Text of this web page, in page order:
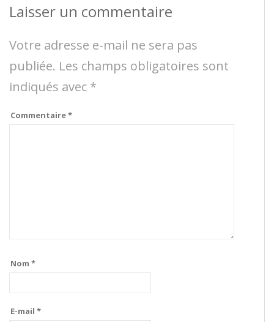
Laisser un commentaire
Votre adresse e-mail ne sera pas
publiée. Les champs obligatoires sont
indiqués avec *
Commentaire*
Nom *
E-mail *